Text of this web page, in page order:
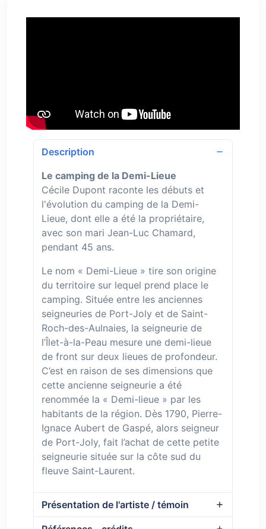
Description
Le camping de la Demi-Lieue
Cécile Dupont raconte les débuts et
l'évolution du camping de la Demi-
Lieue, dont elle a été la propriétaire,
avec son mari Jean-Luc Chamard,
pendant 45 ans.
Le nom « Demi-Lieue » tire son origine
du territoire sur lequel prend place le
camping. Située entre les anciennes
seigneuries de Port-Joly et de Saint-
Roch-des-Aulnaies, la seigneurie de
l’Îlet-à-la-Peau mesure une demi-lieue
de front sur deux lieues de profondeur.
C’est en raison de ses dimensions que
cette ancienne seigneurie a été
renommée la « Demi-lieue » par les
habitants de la région. Dès 1790, Pierre-
Ignace Aubert de Gaspé, alors seigneur
de Port-Joly, fait l’achat de cette petite
seigneurie située sur la côte sud du
fleuve Saint-Laurent.
Présentation de l'artiste / témoin